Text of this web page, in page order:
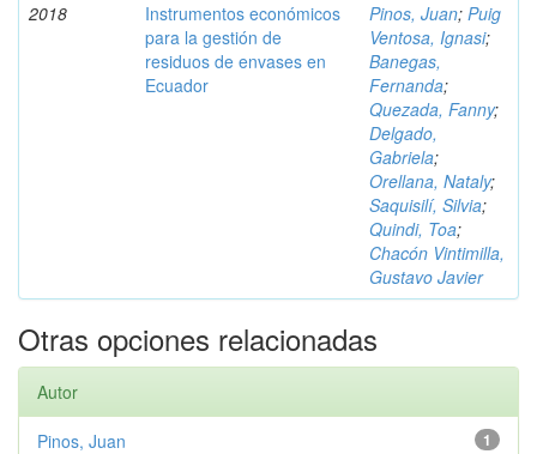
2018
Instrumentos económicos
para la gestión de
residuos de envases en
Ecuador
Pinos, Juan; Puig
Ventosa, Ignasi;
Banegas,
Fernanda;
Quezada, Fanny;
Delgado,
Gabriela;
Orellana, Nataly;
Saquisilí, Silvia;
Quindi, Toa;
Chacón Vintimilla,
Gustavo Javier
Otras opciones relacionadas
Autor
1
Pinos, Juan